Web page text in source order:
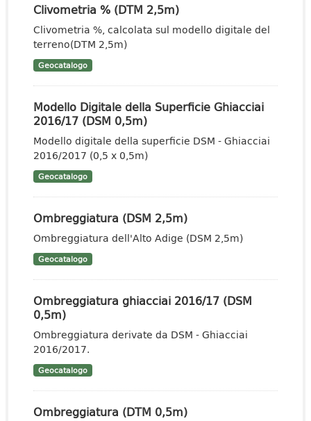
Clivometria % (DTM 2,5m)
Clivometria %, calcolata sul modello digitale del
terreno(DTM 2,5m)
Geocatalogo
Modello Digitale della Superficie Ghiacciai
2016/17 (DSM 0,5m)
Modello digitale della superficie DSM - Ghiacciai
2016/2017 (0,5 x 0,5m)
Geocatalogo
Ombreggiatura (DSM 2,5m)
Ombreggiatura dell'Alto Adige (DSM 2,5m)
Geocatalogo
Ombreggiatura ghiacciai 2016/17 (DSM
0,5m)
Ombreggiatura derivate da DSM - Ghiacciai
2016/2017.
Geocatalogo
Ombreggiatura (DTM 0,5m)